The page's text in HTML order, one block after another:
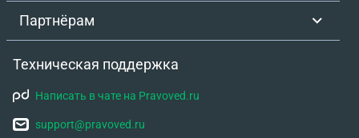
Партнёрам
Техническая поддержка
Написать в чате на Pravoved.ru
support@pravoved.ru